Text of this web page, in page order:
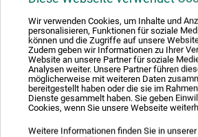
Wir verwenden Cookies, um Inhalte und
personalisieren, Funktionen für soziale
können und die Zugriffe auf unsere
Zudem geben wir Informationen zu Ihrer
Website an unsere Partner für soziale
Analysen weiter. Unsere Partner führen
möglicherweise mit weiteren Daten
bereitgestellt haben oder die sie im
Dienste gesammelt haben. Sie geben
Cookies, wenn Sie unsere Webseite
Weitere Informationen finden Sie in unserer
zzgl. Versandkosten